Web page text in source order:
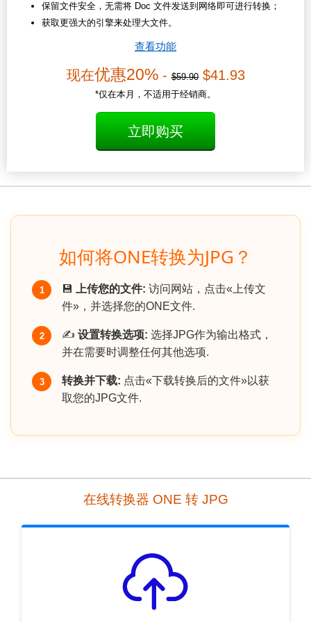
保留文件安全，无需将 Doc 文件发送到网络即可进行转换；
获取更强大的引擎来处理大文件。
查看功能
现在优惠20%-$59.90$41.93
*仅在本月，不适用于经销商。
立即购买
如何将ONE转换为JPG？
1 💾 上传您的文件: 访问网站，点击«上传文
件»，并选择您的ONE文件.
2 ✍️ 设置转换选项: 选择JPG作为输出格式，
并在需要时调整任何其他选项.
3 转换并下载: 点击«下载转换后的文件»以获
取您的JPG文件.
在线转换器 ONE 转 JPG